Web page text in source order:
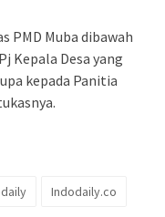
PMD Muba dibawah
Kepala Desa yang
kepada Panitia
Indodaily.co